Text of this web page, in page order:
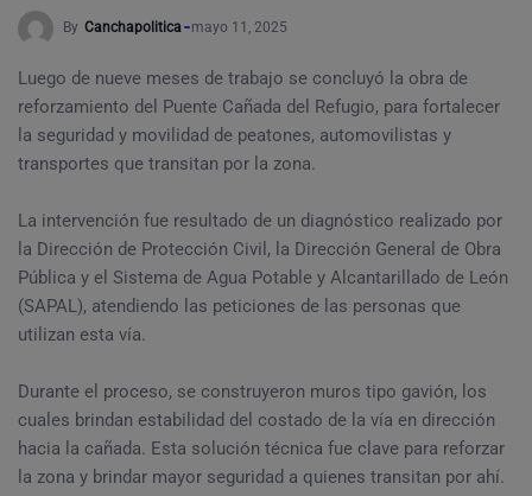
By Canchapolitica mayo 11, 2025
Luego de nueve meses de trabajo se concluyó la obra de
reforzamiento del Puente Cañada del Refugio, para fortalecer
la seguridad y movilidad de peatones, automovilistas y
transportes que transitan por la zona.
La intervención fue resultado de un diagnóstico realizado por
la Dirección de Protección Civil, la Dirección General de Obra
Pública y el Sistema de Agua Potable y Alcantarillado de León
(SAPAL), atendiendo las peticiones de las personas que
utilizan esta vía.
Durante el proceso, se construyeron muros tipo gavión, los
cuales brindan estabilidad del costado de la vía en dirección
hacia la cañada. Esta solución técnica fue clave para reforzar
la zona y brindar mayor seguridad a quienes transitan por ahí.